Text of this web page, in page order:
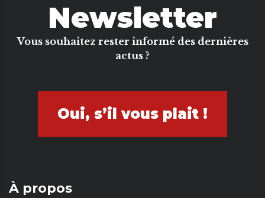
Newsletter
Vous souhaitez rester informé des dernières
actus ?
Oui, s’il vous plait !
À propos